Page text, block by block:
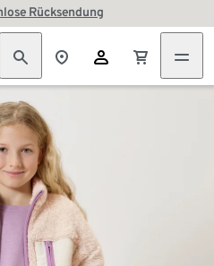
Rücksendung